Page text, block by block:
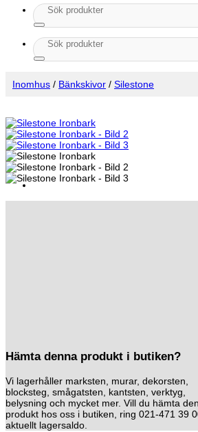
Sök
efter:
Sök
efter:
Inomhus / Bänkskivor / Silestone
Hämta denna produkt i butiken?
Vi lagerhåller marksten, murar, dekorsten,
blocksteg, smågatsten, kantsten, verktyg,
belysning och mycket mer. Vill du hämta
produkt hos oss i butiken, ring 021-471 39
aktuellt lagersaldo.